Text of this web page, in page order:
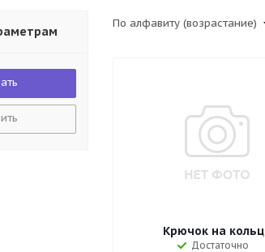
По алфавиту (возрастание)
Крючок на
Достаточно